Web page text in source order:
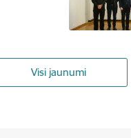
Visi jaunumi